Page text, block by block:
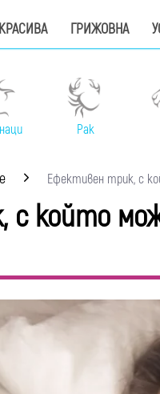
КРАСИВА ГРИЖОВНА
Рак
Ефективен трик, с
с който